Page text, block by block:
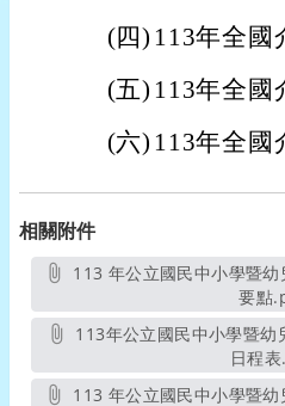
(四) 113年全國
(五) 113年全國
(六) 113年全國
相關附件
要點
日程